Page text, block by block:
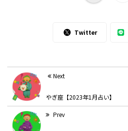
Twitter
Next
やぎ座【2023年1月占い】
Prev